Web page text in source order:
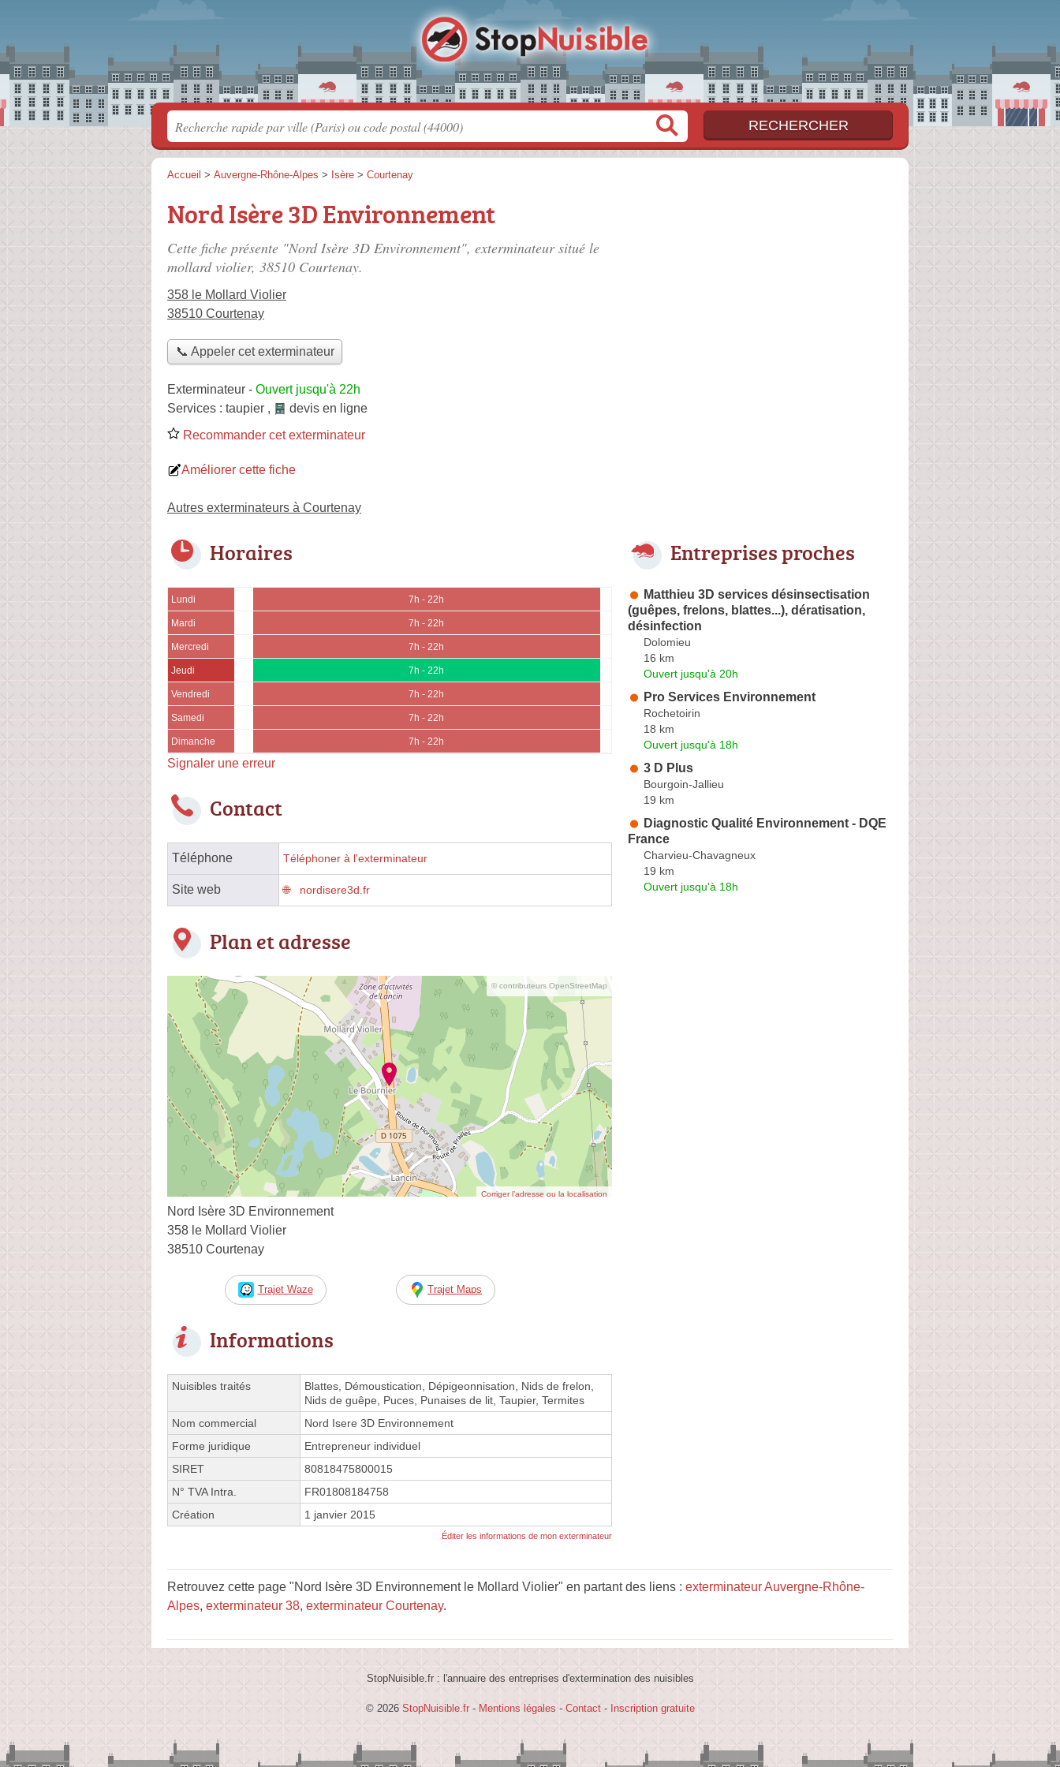
Accueil > Auvergne-Rhône-Alpes > Isère > Courtenay
Nord Isère 3D Environnement
Cette fiche présente "Nord Isère 3D Environnement", exterminateur situé le
mollard violier, 38510 Courtenay.
358 le Mollard Violier
38510 Courtenay
📞 Appeler cet exterminateur
Exterminateur - Ouvert jusqu'à 22h
Services : taupier ,
devis en ligne
Recommander cet exterminateur
Améliorer cette fiche
Autres exterminateurs à Courtenay
Horaires
Lundi 7h - 22h
Mardi 7h - 22h
Mercredi 7h - 22h
Jeudi 7h - 22h
Vendredi 7h - 22h
Samedi 7h - 22h
Dimanche 7h - 22h
Signaler une erreur
Contact
Téléphone Téléphoner à l'exterminateur
Site web nordisere3d.fr
Plan et adresse
© contributeurs OpenStreetMap
Corriger l’adresse ou la localisation
Nord Isère 3D Environnement
358 le Mollard Violier
38510 Courtenay
Trajet Waze Trajet Maps
Informations
Nuisibles traités
Blattes, Démoustication, Dépigeonnisation, Nids de frelon,
Nids de guêpe, Puces, Punaises de lit, Taupier, Termites
Nom commercial
Nord Isere 3D Environnement
Forme juridique
Entrepreneur individuel
SIRET
80818475800015
N° TVA Intra.
FR01808184758
Création
1 janvier 2015
Éditer les informations de mon exterminateur
Entreprises proches
Matthieu 3D services désinsectisation
(guêpes, frelons, blattes...), dératisation,
désinfection
Dolomieu
16 km
Ouvert jusqu'à 20h
Pro Services Environnement
Rochetoirin
18 km
Ouvert jusqu'à 18h
3 D Plus
Bourgoin-Jallieu
19 km
Diagnostic Qualité Environnement - DQE
France
Charvieu-Chavagneux
19 km
Ouvert jusqu'à 18h
Retrouvez cette page "Nord Isère 3D Environnement le Mollard Violier" en partant des liens : exterminateur Auvergne-Rhône-
Alpes, exterminateur 38, exterminateur Courtenay.
StopNuisible.fr : l'annuaire des entreprises d'extermination des nuisibles
© 2026 StopNuisible.fr - Mentions légales - Contact- Inscription gratuite